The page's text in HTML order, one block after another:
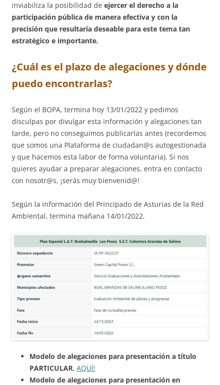
inviabiliza la posibilidad de ejercer el derecho a la
participación pública de manera efectiva y con la
precisión que resultaría deseable para este tema tan
estratégico e importante.
¿Cuál es el plazo de alegaciones y dónde
puedo encontrarlas?
Según el BOPA, termina hoy 13/01/2022 y pedimos
disculpas por divulgar esta información y alegaciones tan
tarde, pero no conseguimos publicarlas antes (recordemos
que somos una Plataforma de ciudadan@s autogestionada
y que hacemos esta labor de forma voluntaria). Si nos
quieres ayudar a preparar alegaciones, entra en contacto
con nosotr@s, ¡serás muy bienvenid@!
Según la información del Principado de Asturias de la Red
Ambiental, termina mañana 14/01/2022.
Modelo de alegaciones para presentación a título
PARTICULAR, AQUÍ!
Modelo de alegaciones para presentación en